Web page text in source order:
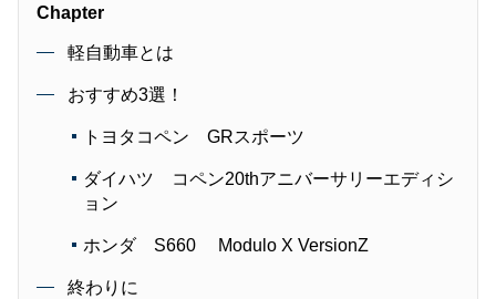
Chapter
軽自動車とは
おすすめ3選！
トヨタコペン GRスポーツ
ダイハツ コペン20thアニバーサリーエディシ
ョン
ホンダ S660 Modulo X VersionZ
終わりに